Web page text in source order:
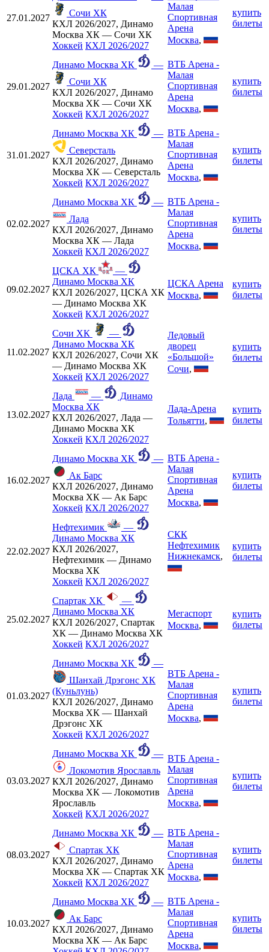
27.01.2027
Сочи ХК
КХЛ 2026/2027, Динамо
Москва ХК — Сочи ХК
Хоккей КХЛ 2026/2027
Малая
Спортивная
Арена
Москва,
купить
билеты
29.01.2027
Динамо Москва ХК
—
Сочи ХК
КХЛ 2026/2027, Динамо
Москва ХК — Сочи ХК
Хоккей КХЛ 2026/2027
ВТБ Арена -
Малая
Спортивная
Арена
Москва,
купить
билеты
31.01.2027
Динамо Москва ХК
—
Северсталь
КХЛ 2026/2027, Динамо
Москва ХК — Северсталь
Хоккей КХЛ 2026/2027
ВТБ Арена -
Малая
Спортивная
Арена
Москва,
купить
билеты
02.02.2027
Динамо Москва ХК
—
Лада
КХЛ 2026/2027, Динамо
Москва ХК — Лада
Хоккей КХЛ 2026/2027
ВТБ Арена -
Малая
Спортивная
Арена
Москва,
купить
билеты
09.02.2027
ЦСКА ХК
—
Динамо Москва ХК
КХЛ 2026/2027, ЦСКА ХК
— Динамо Москва ХК
Хоккей КХЛ 2026/2027
ЦСКА Арена
Москва,
купить
билеты
11.02.2027
Сочи ХК
—
Динамо Москва ХК
КХЛ 2026/2027, Сочи ХК
— Динамо Москва ХК
Хоккей КХЛ 2026/2027
Ледовый
дворец
«Большой»
Сочи,
купить
билеты
13.02.2027
Лада —
Динамо
Москва ХК
КХЛ 2026/2027, Лада —
Динамо Москва ХК
Хоккей КХЛ 2026/2027
Лада-Арена
Тольятти,
купить
билеты
16.02.2027
Динамо Москва ХК
—
Ак Барс
КХЛ 2026/2027, Динамо
Москва ХК — Ак Барс
Хоккей КХЛ 2026/2027
ВТБ Арена -
Малая
Спортивная
Арена
Москва,
купить
билеты
22.02.2027
Нефтехимик
—
Динамо Москва ХК
КХЛ 2026/2027,
Нефтехимик — Динамо
Москва ХК
Хоккей КХЛ 2026/2027
СКК
Нефтехимик
Нижнекамск,
купить
билеты
25.02.2027
Спартак ХК
—
Динамо Москва ХК
КХЛ 2026/2027, Спартак
ХК — Динамо Москва ХК
Хоккей КХЛ 2026/2027
Мегаспорт
Москва,
купить
билеты
01.03.2027
Динамо Москва ХК
—
Шанхай Дрэгонс ХК
(Куньлунь)
КХЛ 2026/2027, Динамо
Москва ХК — Шанхай
Дрэгонс ХК
Хоккей КХЛ 2026/2027
ВТБ Арена -
Малая
Спортивная
Арена
Москва,
купить
билеты
03.03.2027
Динамо Москва ХК
—
Локомотив Ярославль
КХЛ 2026/2027, Динамо
Москва ХК — Локомотив
Ярославль
Хоккей КХЛ 2026/2027
ВТБ Арена -
Малая
Спортивная
Арена
Москва,
купить
билеты
08.03.2027
Динамо Москва ХК
—
Спартак ХК
КХЛ 2026/2027, Динамо
Москва ХК — Спартак ХК
Хоккей КХЛ 2026/2027
ВТБ Арена -
Малая
Спортивная
Арена
Москва,
купить
билеты
10.03.2027
Динамо Москва ХК
—
Ак Барс
КХЛ 2026/2027, Динамо
Москва ХК — Ак Барс
ВТБ Арена -
Малая
Спортивная
Арена
Москва,
купить
билеты